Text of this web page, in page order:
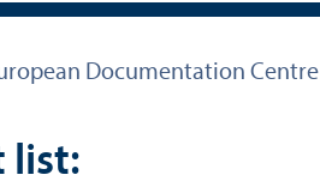
Documentation Centre
list: